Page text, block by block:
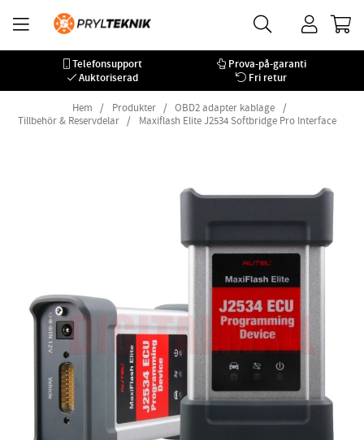
Telefonsupport
Prova-på-garanti
Auktoriserad
Fri retur
Hem Produkter
OBD2 adapter kablage
Tillbehör & Reservdelar
Maxiflash Elite J2534 Softbridge Pro Interface